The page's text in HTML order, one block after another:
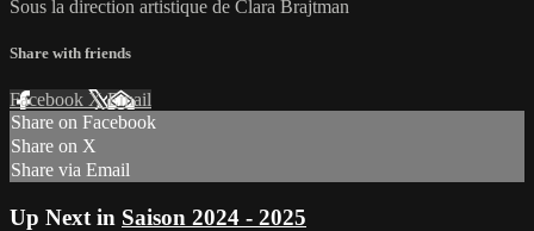
Sous la direction artistique de Clara Brajtman
Share with friends
Facebook XEmail
Share on Facebook
Share on X
Share via Email
Up Next in Saison 2024 - 2025